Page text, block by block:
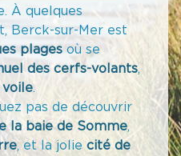
À quelques
Berck-sur-Mer est
plages où se
des cerfs-volants,
voile.
pas de découvrir
la baie de Somme,
, et la jolie cité de